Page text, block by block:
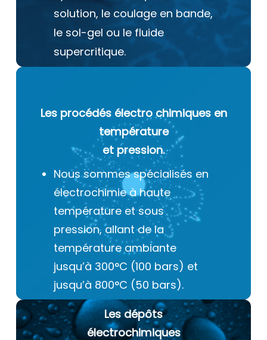
solution, le coulage en bande,
le sol-gel ou le fluide
supercritique.
Les procédés électro chimiques en
température
et pression.
Nous sommes spécialisés en
électrochimie à haute
température et sous
pression, allant de la
température ambiante
jusqu’à 300°C (100 bars) et
jusqu’à 800°C (50 bars).
Les dépôts
électrochimiques